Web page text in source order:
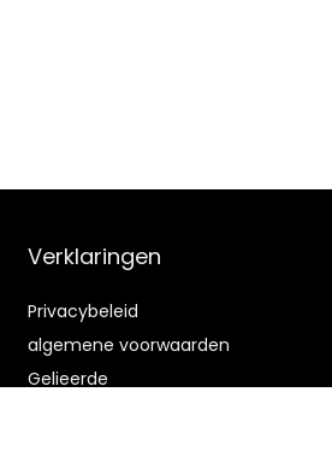
Verklaringen
Privacybeleid
algemene voorwaarden
Gelieerde